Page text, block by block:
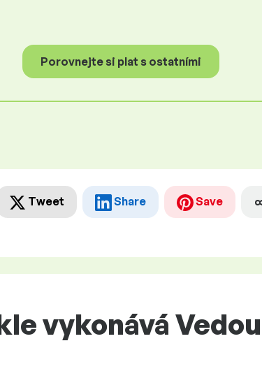
Porovnejte si plat s ostatními
Tweet Share Save
vykonává